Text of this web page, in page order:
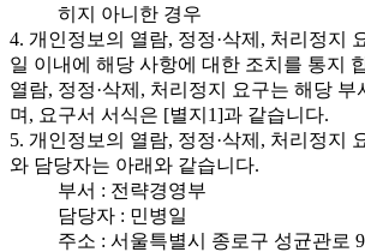
히지 아니한 경우
4. 개인정보의 열람, 정정·삭제, 처리정지
일 이내에 해당 사항에 대한 조치를 통지
열람, 정정·삭제, 처리정지 요구는 해당
며, 요구서 서식은 [별지1]과 같습니다.
5. 개인정보의 열람, 정정·삭제, 처리정지
와 담당자는 아래와 같습니다.
부서 : 전략경영부
담당자 : 민병일
주소 : 서울특별시 종로구 성균관로